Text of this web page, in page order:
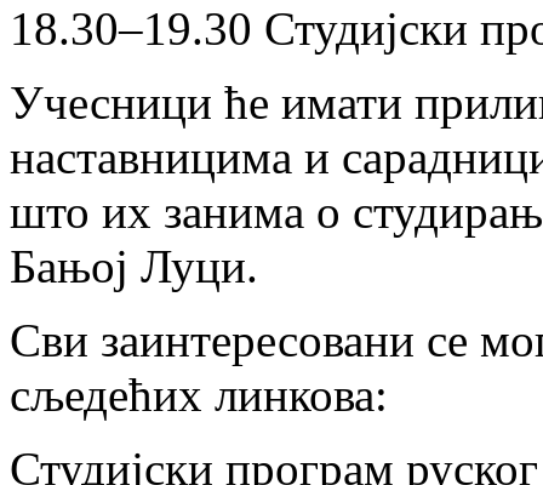
18.30–19.30 Студијски
Учесници ће имати
наставницима и
што их занима о
Бањој Луци.
Сви заинтересовани се
сљедећих линкова:
Студијски програм